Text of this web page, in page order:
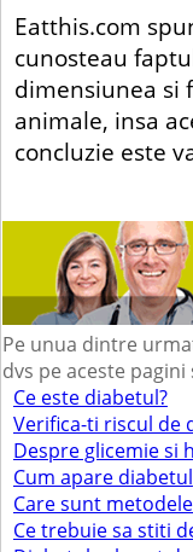
Eatthis.com
cunosteau
dimensiunea si
animale, insa
concluzie este
Pe unua dintre
dvs pe aceste
Ce este diabetul?
Verifica-ti riscul de
Despre glicemie si
Cum apare diabetul
Care sunt
Ce trebuie sa stiti